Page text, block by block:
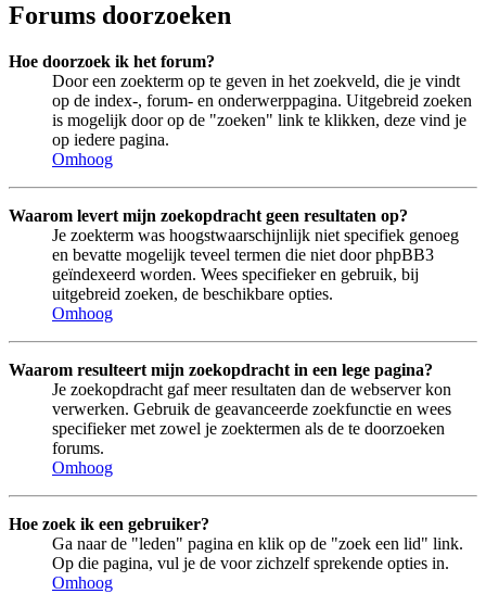
Forums doorzoeken
Hoe doorzoek ik het forum?
Door een zoekterm op te geven in het zoekveld, die je vindt
op de index-, forum- en onderwerppagina. Uitgebreid zoeken
is mogelijk door op de "zoeken" link te klikken, deze vind je
op iedere pagina.
Omhoog
Waarom levert mijn zoekopdracht geen resultaten op?
Je zoekterm was hoogstwaarschijnlijk niet specifiek genoeg
en bevatte mogelijk teveel termen die niet door phpBB3
geïndexeerd worden. Wees specifieker en gebruik, bij
uitgebreid zoeken, de beschikbare opties.
Omhoog
Waarom resulteert mijn zoekopdracht in een lege pagina?
Je zoekopdracht gaf meer resultaten dan de webserver kon
verwerken. Gebruik de geavanceerde zoekfunctie en wees
specifieker met zowel je zoektermen als de te doorzoeken
forums.
Omhoog
Hoe zoek ik een gebruiker?
Ga naar de "leden" pagina en klik op de "zoek een lid" link.
Op die pagina, vul je de voor zichzelf sprekende opties in.
Omhoog